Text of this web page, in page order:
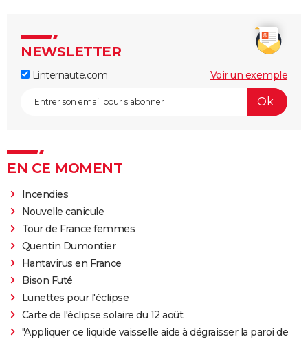
NEWSLETTER
Linternaute.com Voir un exemple
EN CE MOMENT
Incendies
Nouvelle canicule
Tour de France femmes
Quentin Dumontier
Hantavirus en France
Bison Futé
Lunettes pour l'éclipse
Carte de l'éclipse solaire du 12 août
"Appliquer ce liquide vaisselle aide à dégraisser la paroi de